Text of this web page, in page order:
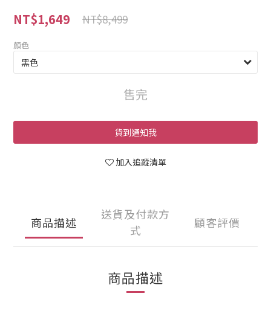
NT$1,649 NT$8,499
顏色
售完
貨到通知我
加入追蹤清單
商品描述
送貨及付款方
式
顧客評價
商品描述